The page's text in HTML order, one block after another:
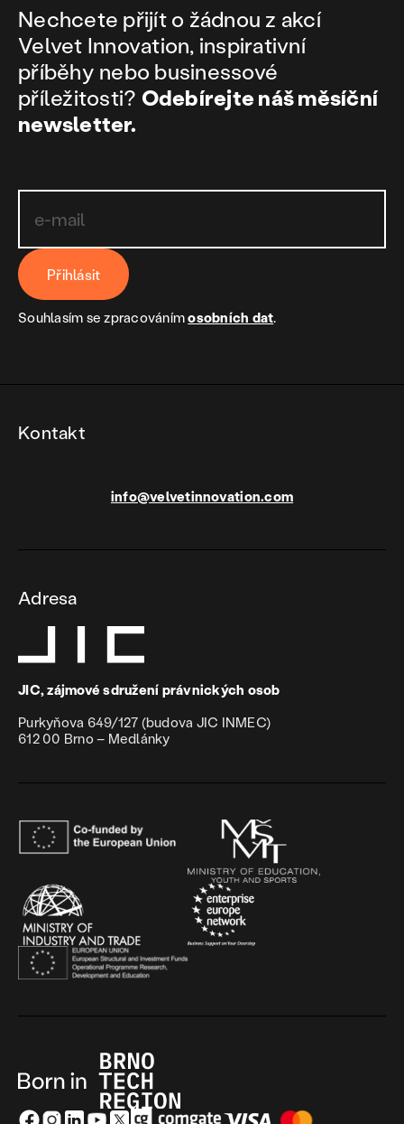
Nechcete přijít o žádnou z akcí
Velvet Innovation, inspirativní
příběhy nebo businessové
příležitosti? Odebírejte náš měsíční
newsletter.
Přihlásit
Souhlasím se zpracovánímosobních dat.
Kontakt
info@velvetinnovation.com
Adresa
JIC, zájmové sdružení právnických osob
Purkyňova 649/127 (budova JIC INMEC)
612 00 Brno – Medlánky